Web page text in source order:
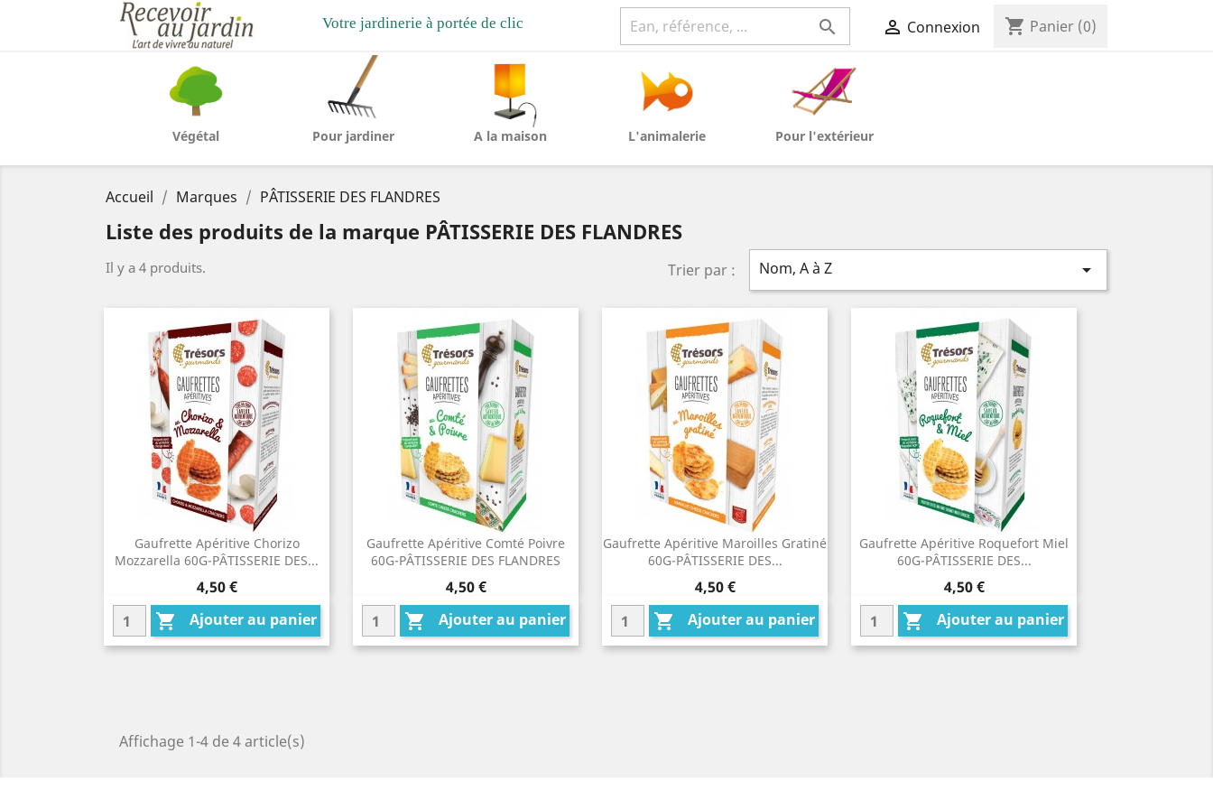
Votre jardinerie à portée de clic   Connexion shopping_cart Panier (0)
Végétal Pour jardiner A la maison L'animalerie Pour l'extérieur
Accueil Marques PÂTISSERIE DES FLANDRES
Liste des produits de la marque PÂTISSERIE DES FLANDRES
Il y a 4 produits. Trier par : Nom, A à Z 
Gaufrette Apéritive Chorizo
Mozzarella 60G-PÂTISSERIE DES...
Prix
4,50 €
 Ajouter au panier
Gaufrette Apéritive Comté Poivre
60G-PÂTISSERIE DES FLANDRES
Prix
4,50 €
 Ajouter au panier
Gaufrette Apéritive Maroilles Gratiné
60G-PÂTISSERIE DES...
Prix
4,50 €
 Ajouter au panier
Gaufrette Apéritive Roquefort Miel
60G-PÂTISSERIE DES...
Prix
4,50 €
 Ajouter au panier
Affichage 1-4 de 4 article(s)